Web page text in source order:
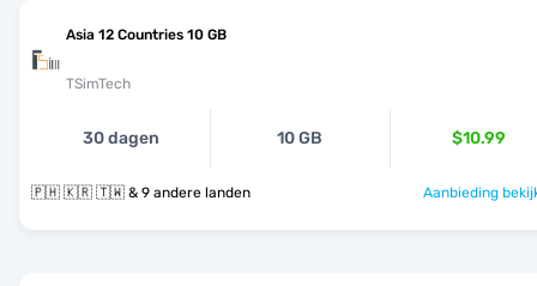
Asia 12 Countries 10 GB
TSimTech
30 dagen 10 GB $10.99
🇵🇭 🇰🇷 🇹🇼 & 9 andere landen Aanbieding